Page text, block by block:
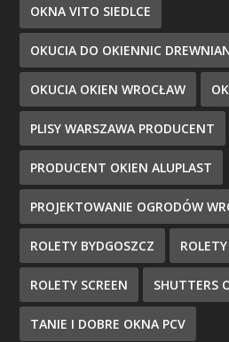
OKNA VITO SIEDLCE
OKUCIA DO OKIENNIC
OKUCIA OKIEN WROCŁAW
PLISY WARSZAWA PRODUCENT
PRODUCENT OKIEN ALUPLAST
PROJEKTOWANIE OGRODÓW
ROLETY BYDGOSZCZ
ROLETY SCREEN SHUTTERS
TANIE I DOBRE OKNA PCV